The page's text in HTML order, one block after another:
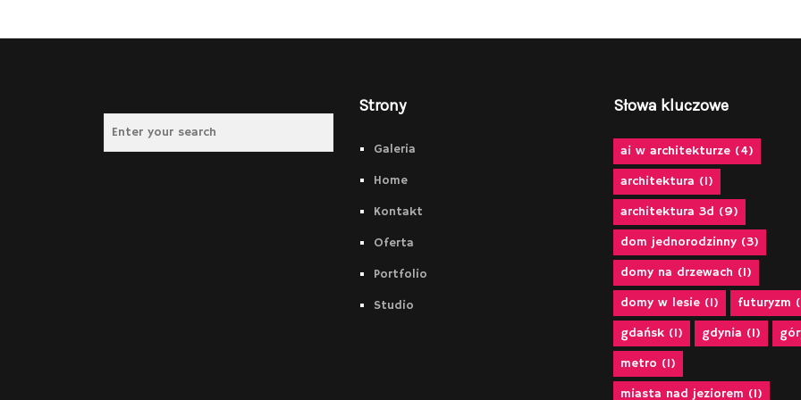
Strony
Galeria
Home
Kontakt
Oferta
Portfolio
Studio
Słowa kluczowe
ai w architekturze (4)
architektura (1)
architektura 3d (9)
dom jednorodzinny (3)
domy na drzewach (1)
domy w lesie (1) futuryzm
gdańsk (1) gdynia (1)
metro (1)
miasta nad jeziorem (1)